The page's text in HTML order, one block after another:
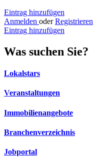
Eintrag hinzufügen
Anmelden oder Registrieren
Eintrag hinzufügen
Was suchen Sie?
Lokalstars
Veranstaltungen
Immobilienangebote
Branchenverzeichnis
Jobportal